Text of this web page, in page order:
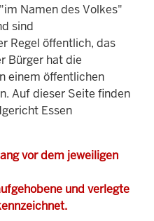
Namen des Volkes"
sind
Regel öffentlich, das
Bürger hat die
einem öffentlichen
Auf dieser Seite finden
Essen
vor dem jeweiligen
und verlegte